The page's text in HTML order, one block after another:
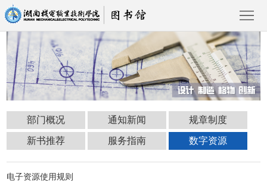
首
页
部
门
况
通
新
章
新
部门概况 通知新闻
规章制度
新书推荐
服务指南 数字资源
电子资源使用规则